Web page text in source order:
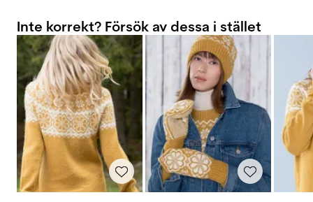
Inte korrekt? Försök av dessa i stället